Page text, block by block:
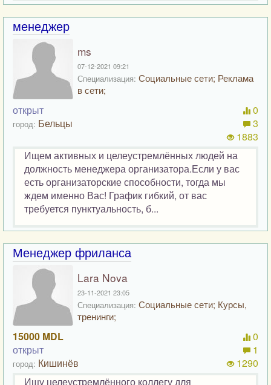
менеджер
ms
07-12-2021 09:21
Специализация: Социальные сети; Реклама
в сети;
открыт
город: Бельцы
0
3
1883
Ищем активных и целеустремлённых людей на
должность менеджера организатора.Если у вас
есть организаторские способности, тогда мы
ждем именно Вас! График гибкий, от вас
требуется пунктуальность, б...
Менеджер фриланса
Lara Nova
23-11-2021 23:05
Специализация: Социальные сети; Курсы,
тренинги;
15000 MDL
открыт
город: Кишинёв
0
1
1290
Ищу целеустремлённого коллегу для